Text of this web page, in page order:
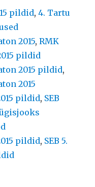
pildid,4. Tartu
2015,RMK
pildid
2015 pildid,
2015
pildid, SEB
pildid, SEB 5.